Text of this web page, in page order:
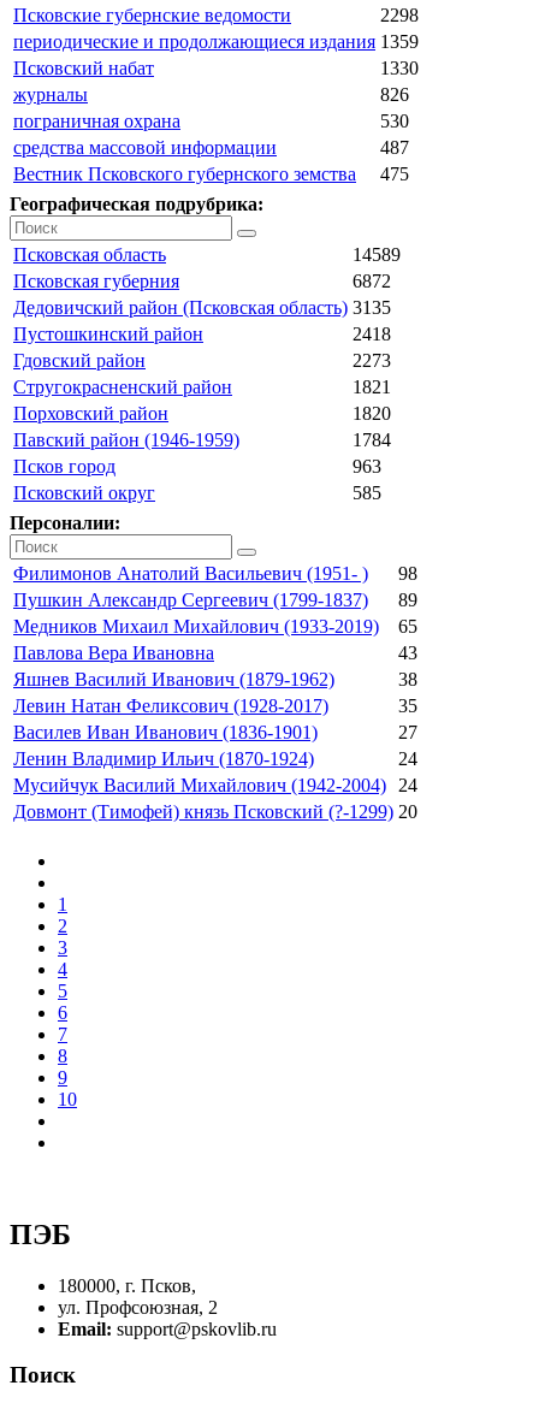
Псковские губернские ведомости
2298
периодические и продолжающиеся издания 1359
Псковский набат
1330
журналы
826
пограничная охрана
530
средства массовой информации
487
Вестник Псковского губернского земства
475
Географическая подрубрика:
Псковская область
14589
Псковская губерния
6872
Дедовичский район (Псковская область) 3135
Пустошкинский район
2418
Гдовский район
2273
Стругокрасненский район
1821
Порховский район
1820
Павский район (1946-1959)
1784
Псков город
963
Псковский округ
585
Персоналии:
Филимонов Анатолий Васильевич (1951- )
98
Пушкин Александр Сергеевич (1799-1837)
89
Медников Михаил Михайлович (1933-2019)
65
Павлова Вера Ивановна
43
Яшнев Василий Иванович (1879-1962)
38
Левин Натан Феликсович (1928-2017)
35
Василев Иван Иванович (1836-1901)
27
Ленин Владимир Ильич (1870-1924)
24
Мусийчук Василий Михайлович (1942-2004)
24
Довмонт (Тимофей) князь Псковский (?-1299) 20
1
2
3
4
5
6
7
8
9
10
ПЭБ
180000, г. Псков,
ул. Профсоюзная, 2
Email: support@pskovlib.ru
Поиск